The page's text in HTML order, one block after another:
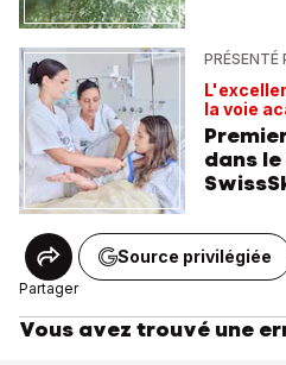
PRÉSENTÉ
la voie
dans
Partager
Source privilégiée
Vous avez trouvé une